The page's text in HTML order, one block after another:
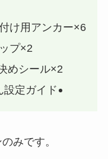
け用アンカー×6
プ×2
めシール×2
設定ガイド
みです。